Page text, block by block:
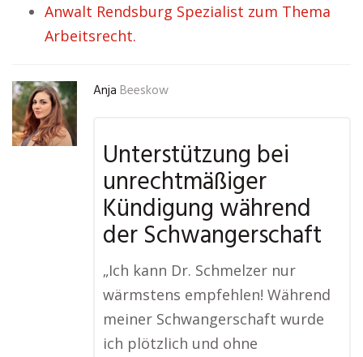
Anwalt Rendsburg Spezialist zum Thema
Arbeitsrecht.
Anja Beeskow
Unterstützung bei
unrechtmäßiger
Kündigung während
der Schwangerschaft
„Ich kann Dr. Schmelzer nur
wärmstens empfehlen! Während
meiner Schwangerschaft wurde
ich plötzlich und ohne